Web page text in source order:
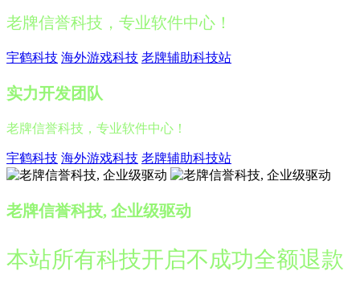
老牌信誉科技，专业软件中心！
宇鹤科技 海外游戏科技 老牌辅助科技站
实力开发团队
老牌信誉科技，专业软件中心！
宇鹤科技 海外游戏科技 老牌辅助科技站
老牌信誉科技, 企业级驱动
本站所有科技开启不成功全额退款